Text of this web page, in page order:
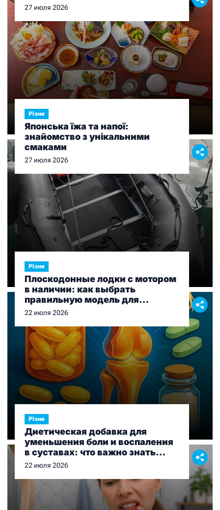
27 июля 2026
Різне
Японська їжа та напої:
знайомство з унікальними
смаками
27 июля 2026
Різне
Плоскодонные лодки с мотором
в наличии: как выбрать
правильную модель для
рыбалки и отдыха
22 июля 2026
Різне
Диетическая добавка для
уменьшения боли и воспаления
в суставах: что важно знать
перед выбором
22 июля 2026